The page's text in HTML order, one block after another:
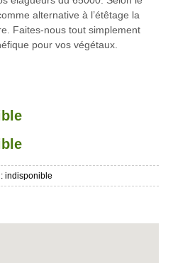
alternative à l’étêtage la
Faites-nous tout simplement
pour vos végétaux.
indisponible